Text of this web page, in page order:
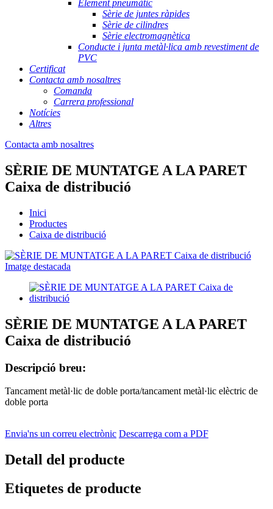
Element pneumàtic
Sèrie de juntes ràpides
Sèrie de cilindres
Sèrie electromagnètica
Conducte i junta metàl·lica amb revestiment de
PVC
Certificat
Contacta amb nosaltres
Comanda
Carrera professional
Notícies
Altres
Contacta amb nosaltres
SÈRIE DE MUNTATGE A LA PARET
Caixa de distribució
Inici
Productes
Caixa de distribució
SÈRIE DE MUNTATGE A LA PARET
Caixa de distribució
Descripció breu:
Tancament metàl·lic de doble porta/tancament metàl·lic elèctric de
doble porta
Envia'ns un correu electrònic Descarrega com a PDF
Detall del producte
Etiquetes de producte